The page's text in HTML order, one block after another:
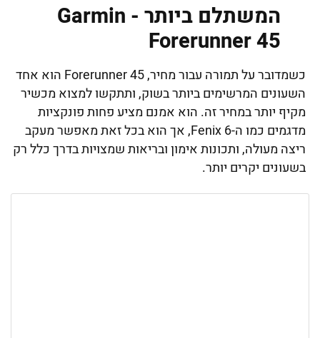
המשתלם ביותר - Garmin
Forerunner 45
כשמדובר על תמורה עבור מחיר, Forerunner 45 הוא אחד
השעונים המרשימים ביותר בשוק, ותתקשו למצוא מכשיר
מקיף יותר במחיר זה. הוא אמנם מציע פחות פונקציות
מדגמים כמו ה-Fenix 6, אך הוא בכל זאת מאפשר מעקב
ריצה מעולה, ותכונות אימון ובריאות שמצויות בדרך כלל רק
בשעונים יקרים יותר.